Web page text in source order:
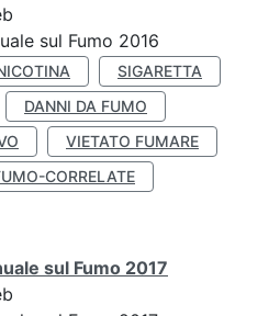
sul Fumo 2016
SIGARETTA
DANNI DA FUMO
VIETATO FUMARE
CORRELATE
sul Fumo 2017